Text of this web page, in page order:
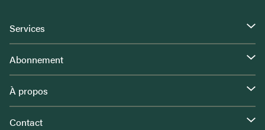
Services
Abonnement
À propos
Contact